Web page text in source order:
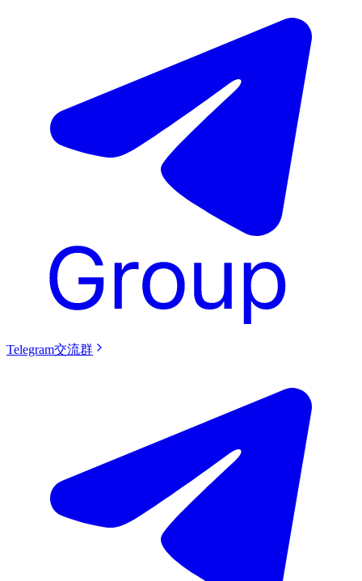
Telegram交流群